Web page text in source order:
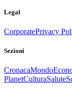
Legal
CorporatePrivacy
Sezioni
CronacaMondo
PlanetCulturaSalute